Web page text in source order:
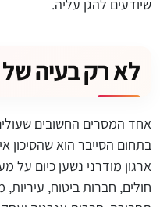
שיודעים להגן עליה.
לא רק בעיה של
אחד המסרים החשובים
בתחום הסייבר הוא שהסיכון
ארגון מודרני נשען כיום על
חולים, חברות ביטוח, עיריות,